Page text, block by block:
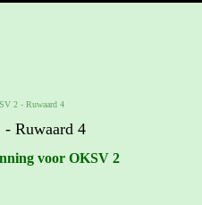
2 - Ruwaard 4
Ruwaard 4
voor OKSV 2